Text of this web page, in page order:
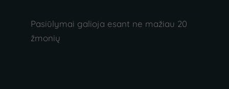
Pasiūlymai galioja esant ne mažiau 20
žmonių